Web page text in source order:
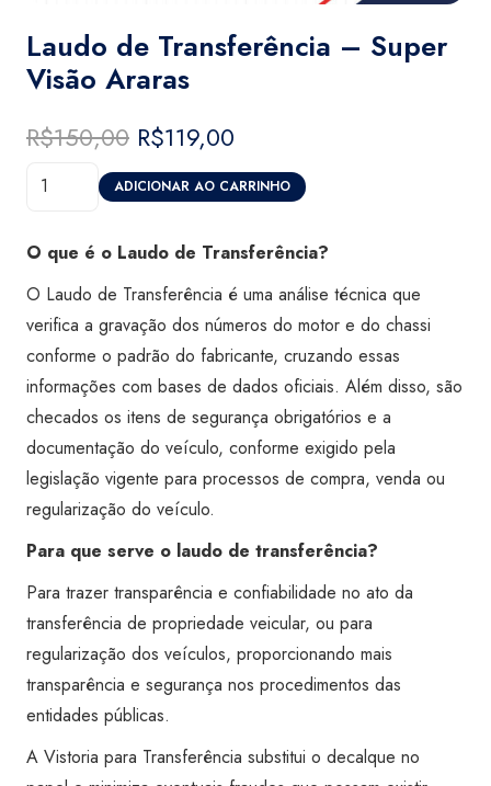
Laudo de Transferência – Super
Visão Araras
R$150,00 O
preço
original
R$150,00.
R$119,00
preço
atual
R$119,00.
Laudo
Transferência
Super
Visão
Araras
quantidade
ADICIONAR AO CARRINHO
O que é o Laudo de Transferência?
O Laudo de Transferência é uma análise técnica que
verifica a gravação dos números do motor e do chassi
conforme o padrão do fabricante, cruzando essas
informações com bases de dados oficiais. Além disso, são
checados os itens de segurança obrigatórios e a
documentação do veículo, conforme exigido pela
legislação vigente para processos de compra, venda ou
regularização do veículo.
Para que serve o laudo de transferência?
Para trazer transparência e confiabilidade no ato da
transferência de propriedade veicular, ou para
regularização dos veículos, proporcionando mais
transparência e segurança nos procedimentos das
entidades públicas.
A Vistoria para Transferência substitui o decalque no